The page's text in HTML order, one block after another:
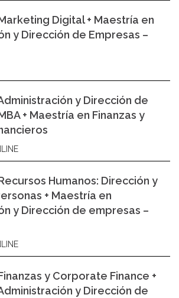
Digital + Maestría en
y Dirección de Empresas –
y Dirección de
+ Maestría en Finanzas y
Humanos: Dirección y
+ Maestría en
y Dirección de empresas –
y Corporate Finance +
y Dirección de